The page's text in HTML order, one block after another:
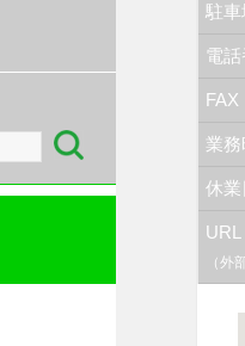
駐車
電
FAX
業
休業
URL
（外